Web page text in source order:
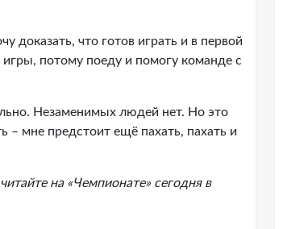
что готов играть и в первой
потому поеду и помогу команде с
Незаменимых людей нет. Но это
– мне предстоит ещё пахать, пахать и
на «Чемпионате» сегодня в